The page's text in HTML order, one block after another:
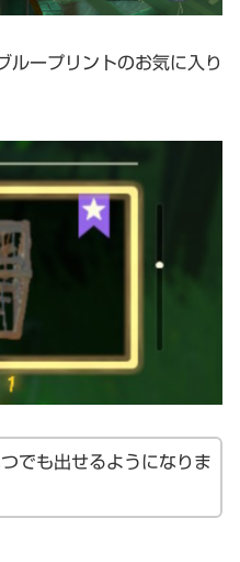
ループリントのお気に入り
でも出せるようになりま